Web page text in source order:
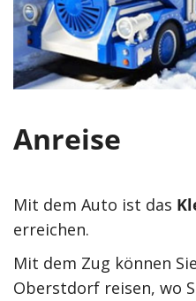
Anreise
Mit dem Auto ist das
erreichen.
Mit dem Zug können
Oberstdorf reisen, wo